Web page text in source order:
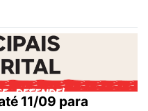
11/09 para